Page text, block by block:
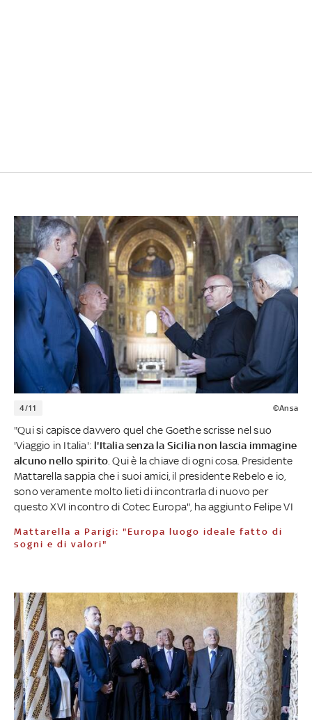
4/11 ©Ansa
"Qui si capisce davvero quel che Goethe scrisse nel suo
'Viaggio in Italia': l'Italia senza la Sicilia non lascia immagine
alcuno nello spirito . Qui è la chiave di ogni cosa. Presidente
Mattarella sappia che i suoi amici, il presidente Rebelo e io,
sono veramente molto lieti di incontrarla di nuovo per
questo XVI incontro di Cotec Europa", ha aggiunto Felipe VI
Mattarella a Parigi: "Europa luogo ideale fatto di
sogni e di valori"